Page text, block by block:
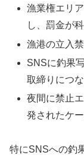
漁業権エリ
し、罰金が
漁港の立入
SNSに釣果
取締りにつ
夜間に禁止
発されたケ
特にSNSへの釣